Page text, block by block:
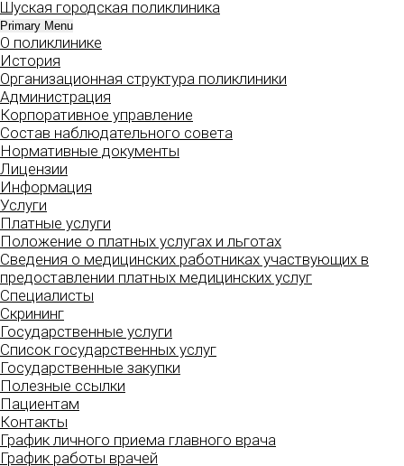
Skip
to
content
Шуская городская поликлиника
Primary Menu
О поликлинике
История
Организационная структура поликлиники
Администрация
Корпоративное управление
Состав наблюдательного совета
Нормативные документы
Лицензии
Информация
Услуги
Платные услуги
Положение о платных услугах и льготах
Сведения о медицинских работниках участвующих в
предоставлении платных медицинских услуг
Специалисты
Скрининг
Государственные услуги
Список государственных услуг
Государственные закупки
Полезные ссылки
Пациентам
Контакты
График личного приема главного врача
График работы врачей